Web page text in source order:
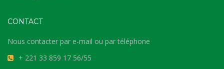
CONTACT
Nous contacter par e-mail ou par téléphone
+ 221 33 859 17 56/55